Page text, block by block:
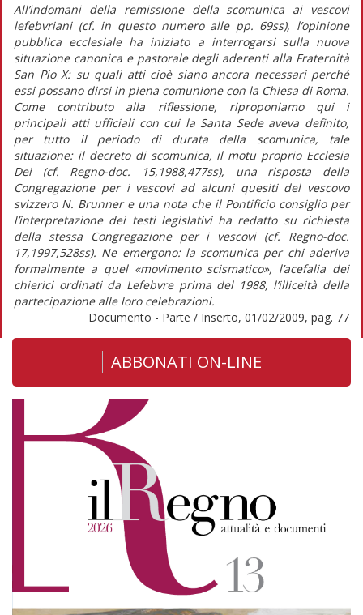
All’indomani della remissione della scomunica ai vescovi
lefebvriani (cf. in questo numero alle pp. 69ss), l’opinione
pubblica ecclesiale ha iniziato a interrogarsi sulla nuova
situazione canonica e pastorale degli aderenti alla Fraternità
San Pio X: su quali atti cioè siano ancora necessari perché
essi possano dirsi in piena comunione con la Chiesa di Roma.
Come contributo alla riflessione, riproponiamo qui i
principali atti ufficiali con cui la Santa Sede aveva definito,
per tutto il periodo di durata della scomunica, tale
situazione: il decreto di scomunica, il motu proprio Ecclesia
Dei (cf. Regno-doc. 15,1988,477ss), una risposta della
Congregazione per i vescovi ad alcuni quesiti del vescovo
svizzero N. Brunner e una nota che il Pontificio consiglio per
l’interpretazione dei testi legislativi ha redatto su richiesta
della stessa Congregazione per i vescovi (cf. Regno-doc.
17,1997,528ss). Ne emergono: la scomunica per chi aderiva
formalmente a quel «movimento scismatico», l’acefalia dei
chierici ordinati da Lefebvre prima del 1988, l’illiceità della
partecipazione alle loro celebrazioni.
Documento - Parte / Inserto, 01/02/2009, pag. 77
ABBONATI ON-LINE